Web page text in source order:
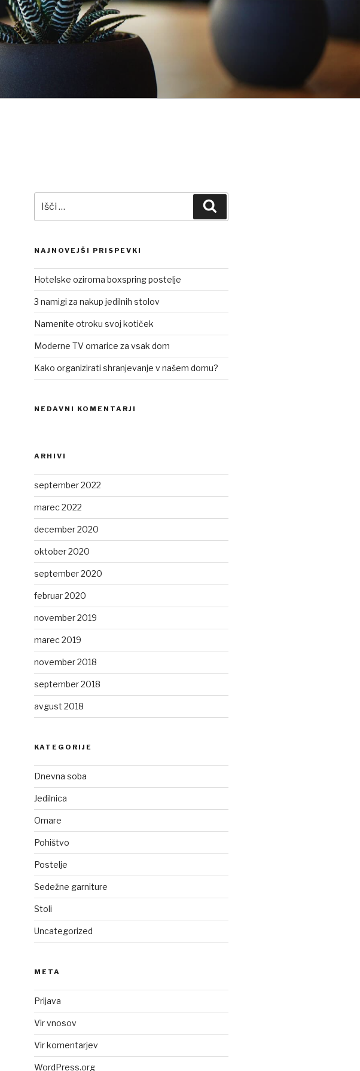
NAJNOVEJŠI PRISPEVKI
Hotelske oziroma boxspring postelje
3 namigi za nakup jedilnih stolov
Namenite otroku svoj kotiček
Moderne TV omarice za vsak dom
Kako organizirati shranjevanje v našem domu?
NEDAVNI KOMENTARJI
ARHIVI
september 2022
marec 2022
december 2020
oktober 2020
september 2020
februar 2020
november 2019
marec 2019
november 2018
september 2018
avgust 2018
KATEGORIJE
Dnevna soba
Jedilnica
Omare
Pohištvo
Postelje
Sedežne garniture
Stoli
Uncategorized
META
Prijava
Vir vnosov
Vir komentarjev
WordPress.org